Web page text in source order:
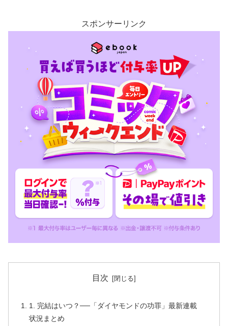
スポンサーリンク
目次
1. 完結はいつ？──「ダイヤモンドの功罪」最新連載
状況まとめ